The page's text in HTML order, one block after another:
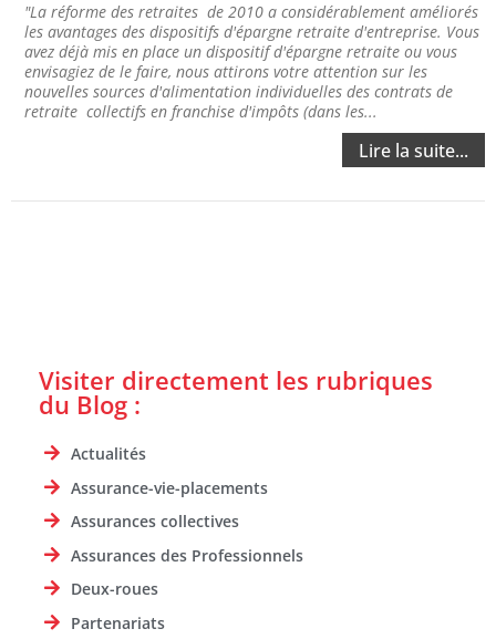
"La réforme des retraites de 2010 a considérablement améliorés
les avantages des dispositifs d'épargne retraite d'entreprise. Vous
avez déjà mis en place un dispositif d'épargne retraite ou vous
envisagiez de le faire, nous attirons votre attention sur les
nouvelles sources d'alimentation individuelles des contrats de
retraite collectifs en franchise d'impôts (dans les...
Lire la suite...
Visiter directement les rubriques
du Blog :
Actualités
Assurance-vie-placements
Assurances collectives
Assurances des Professionnels
Deux-roues
Partenariats